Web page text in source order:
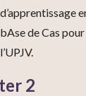
d’apprentissage
bAse de Cas
l’UPJV.
2